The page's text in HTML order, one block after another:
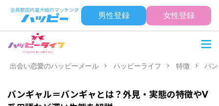
男性登録 女性登録
出会い恋愛のハッピーメール ハッピーライフ 特徴 バ
バンギャル＝バンギャとは？外見・実態の特徴やV